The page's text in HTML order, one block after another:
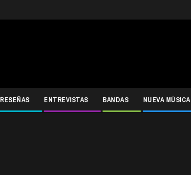
RESEÑAS ENTREVISTAS BANDAS NUEVA MÚSICA